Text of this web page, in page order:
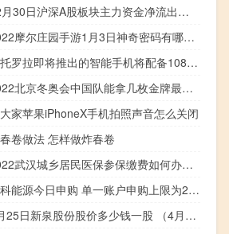
12月30日沪深A股板块主力资金净流出一览表
2022摩尔庄园手游1月3日神奇密码有哪些-2022摩尔庄园手游1月3日神奇密码分享
摩托罗拉即将推出的智能手机将配备108MP主摄像头
2022北京冬奥会中国队能拿几枚金牌最新预测
家苹果iPhoneX手机拍照声音怎么关闭
卷做法 怎样做炸春卷
2022武汉城乡居民医保参保缴费如何办理 哪些人可以参加医保
晶科能源今日申购 单一账户申购上限为28万股
4月25日新泉股份股价多少钱一股 （4月25日）